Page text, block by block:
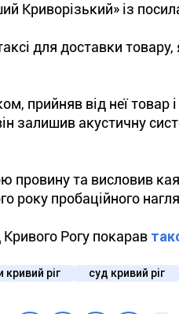
Криворізький» із
для доставки
прийняв від неї
залишив акустичну
провину та висловив
року пробаційного
Рогу покарав
кривий ріг суд кривий ріг